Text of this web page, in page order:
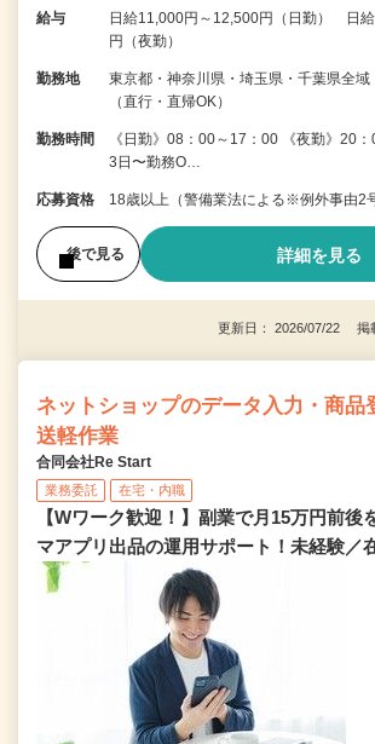
給与
日給11,000円～12,500円（日勤） 日
円（夜勤）
勤務地
東京都・神奈川県・埼玉県・千葉県全
（直行・直帰OK）
勤務時間
《日勤》08：00～17：00 《夜勤》
3日〜勤務O…
応募資格 18歳以上（警備業法による※例外事由2
後で見る 詳細を見る
更新日： 2026/07/22 掲
ネットショップのデータ入力・商品
送軽作業
合同会社Re Start
業務委託 在宅・内職
【Wワーク歓迎！】副業で月15万円前後
マアプリ出品の運用サポート！未経験／